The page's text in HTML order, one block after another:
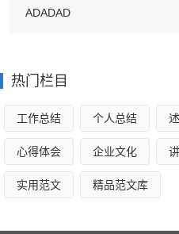
在认真总结“四五”普法
合实际，制定了“五五”普法
府有规划、党委有决定、人大
按照“规划”要求，镇党委
工作作为提高全镇公民素质
ADADAD
热门栏目
工作总结 个人总结
心得体会 企业文化
实用范文 精品范文库